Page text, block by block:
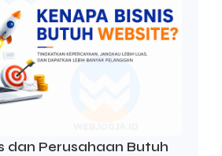
dan Perusahaan Butuh